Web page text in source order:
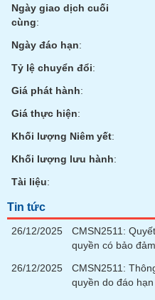
Ngày giao dịch cuối
cùng:
Ngày đáo hạn:
Tỷ lệ chuyển đổi:
Giá phát hành:
Giá thực hiện:
Khối lượng Niêm yết:
Khối lượng lưu hành:
Tài liệu:
Tin tức
26/12/2025
CMSN2511:
quyền có bảo đảm
26/12/2025
CMSN2511:
quyền do đáo hạn
(-)
Thuật
ngữ
(-)
vụ
tạo
Sách